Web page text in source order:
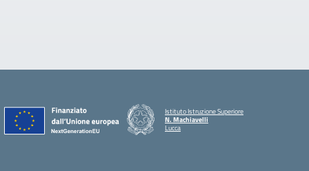
Istituto Istruzione Superiore
N. Machiavelli
Lucca